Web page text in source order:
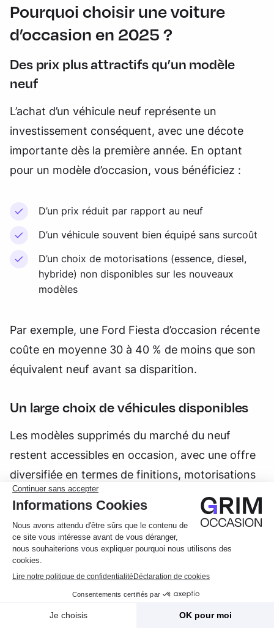
Pourquoi choisir une voiture
d’occasion en 2025 ?
Des prix plus attractifs qu’un modèle
neuf
L’achat d’un véhicule neuf représente un
investissement conséquent, avec une décote
importante dès la première année. En optant
pour un modèle d’occasion, vous bénéficiez :
D’un prix réduit par rapport au neuf
D’un véhicule souvent bien équipé sans surcoût
D’un choix de motorisations (essence, diesel,
hybride) non disponibles sur les nouveaux
modèles
Par exemple, une Ford Fiesta d’occasion récente
coûte en moyenne 30 à 40 % de moins que son
équivalent neuf avant sa disparition.
Un large choix de véhicules disponibles
Les modèles supprimés du marché du neuf
restent accessibles en occasion, avec une offre
diversifiée en termes de finitions, motorisations
et équipements.
Possibilité de choisir un modèle récent avec
faible kilométrage
Accès à des véhicules bien entretenus avec un
bon historique
Disponibilité immédiate, sans attendre la